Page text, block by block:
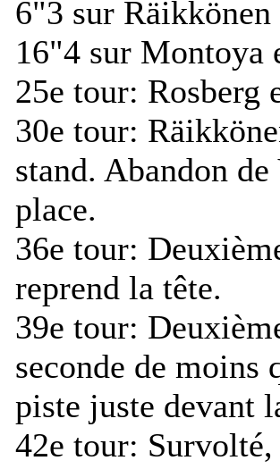
6"3 sur
16"4 sur Montoya
25e tour: Rosberg
30e tour:
stand. Abandon
place.
36e tour:
reprend la tête.
39e tour:
seconde de
piste juste devant
42e tour: Survolté,